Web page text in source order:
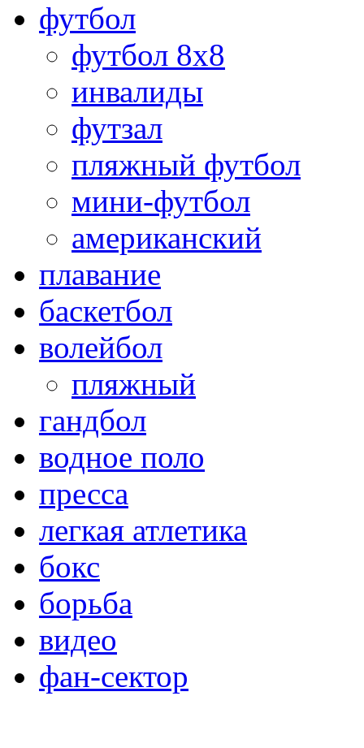
футбол
футбол 8х8
инвалиды
футзал
пляжный футбол
мини-футбол
американский
плавание
баскетбол
волейбол
пляжный
гандбол
водное поло
пресса
легкая атлетика
бокс
борьба
видео
фан-сектор